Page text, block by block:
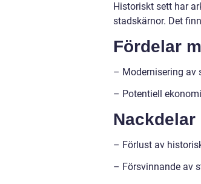
Historiskt sett har
stadskärnor. Det
Fördelar
– Modernisering av
– Potentiell
Nackdelar
– Förlust av
– Försvinnande av